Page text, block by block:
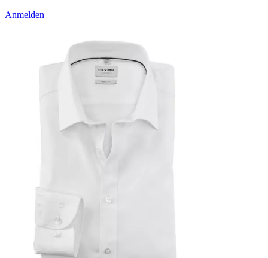
Anmelden